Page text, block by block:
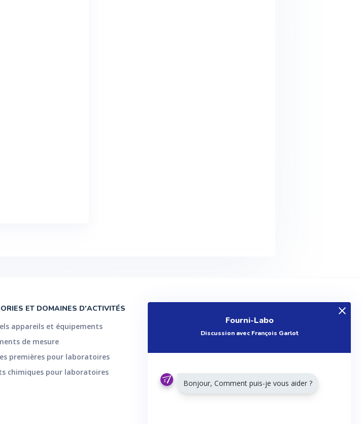
ET DOMAINES D'ACTIVITÉS
appareils et équipements
de mesure
premières pour laboratoires
chimiques pour laboratoires
Réalisations
Tutoriels
Fourni-Labo
Discussion avec François Garlot
Bonjour, Comment puis-je vous aider ?